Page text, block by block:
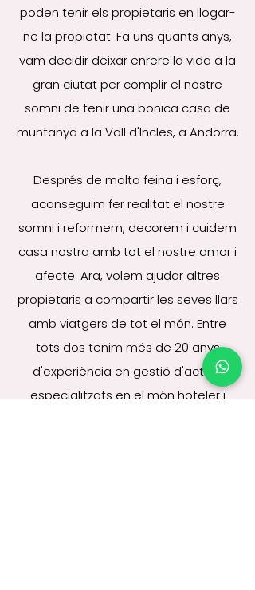
poden tenir els propietaris en llogar-
ne la propietat. Fa uns quants anys,
vam decidir deixar enrere la vida a la
gran ciutat per complir el nostre
somni de tenir una bonica casa de
muntanya a la Vall d'Incles, a Andorra.
Després de molta feina i esforç,
aconseguim fer realitat el nostre
somni i reformem, decorem i cuidem
casa nostra amb tot el nostre amor i
afecte. Ara, volem ajudar altres
propietaris a compartir les seves llars
amb viatgers de tot el món. Entre
tots dos tenim més de 20 anys
d'experiència en gestió d'actius,
especialitzats en el món hoteler i